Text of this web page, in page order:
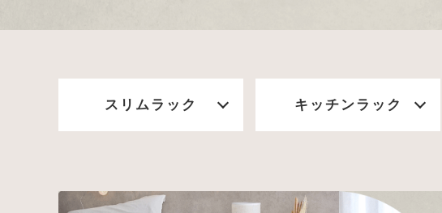
スリムラック キッチンラック